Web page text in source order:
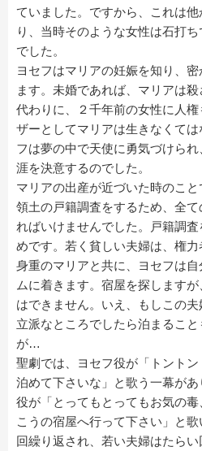
ていました。ですから、これは
り、当時そのような女性は石打
でした。
ヨセフはマリアの妊娠を知り、
ます。未婚であれば、マリアは殺
代わりに、２千年前の女性に人
ザーとしてマリアは生きなくて
フは夢の中で天使に勇気づけら
涯を決意するのでした。
マリアの出産が近づいた時のこ
領土の戸籍調査をするため、全
ればいけませんでした。戸籍調
めです。若く貧しい夫婦は、権力
身重のマリアと共に、ヨセフは
ムに着きます。宿屋を探します
はできません。いえ、もしこの夫
立派なところでしたら泊まるこ
が…
聖劇では、ヨセフ役が「トント
泊めて下さいな」と歌う一幕が
役が「とってもとってもお気の
こうの宿屋へ行って下さい」と
回繰り返され、若い夫婦はたら